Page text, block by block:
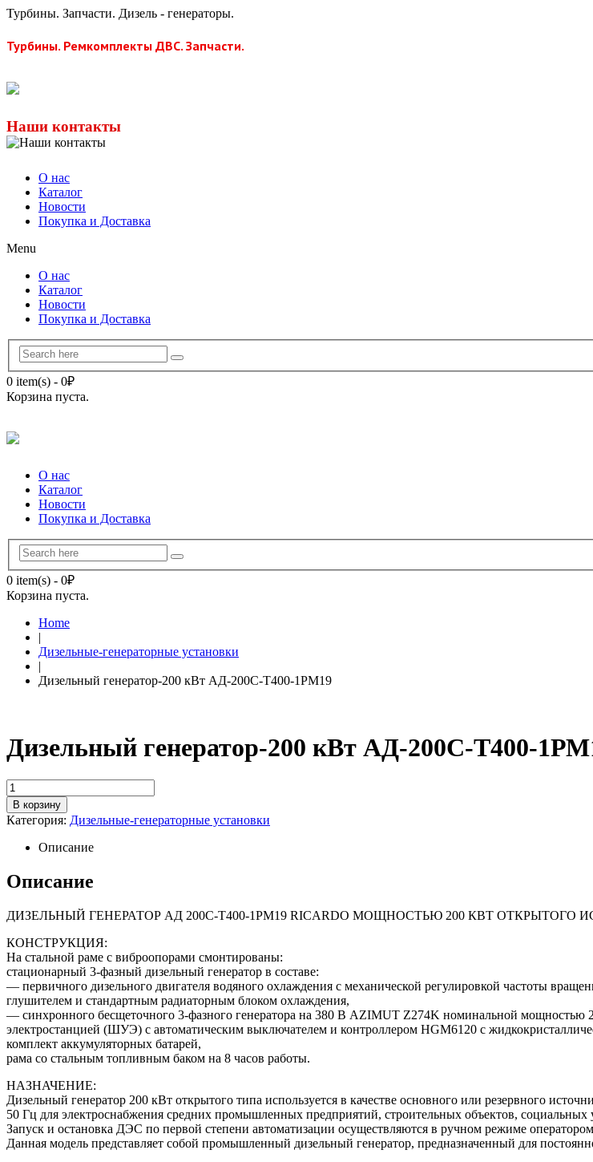
Турбины. Запчасти. Дизель - генераторы.
Турбины. Ремкомплекты ДВС. Запчасти.
Наши контакты
О нас
Каталог
Новости
Покупка и Доставка
Menu
О нас
Каталог
Новости
Покупка и Доставка
0 item(s) - 0₽
Корзина пуста.
О нас
Каталог
Новости
Покупка и Доставка
0 item(s) - 0₽
Корзина пуста.
Home
|
Дизельные-генераторные установки
|
Дизельный генератор-200 кВт АД-200С-Т400-1РМ19
Дизельный генератор-200 кВт АД-200С-Т400-
Количество
В корзину
Категория: Дизельные-генераторные установки
Описание
Описание
ДИЗЕЛЬНЫЙ ГЕНЕРАТОР АД 200С-Т400-1РМ19 RICARDO МОЩНОСТЬЮ 200 КВТ ОТКРЫТОГО
КОНСТРУКЦИЯ:
На стальной раме с виброопорами смонтированы:
стационарный 3-фазный дизельный генератор в составе:
— первичного дизельного двигателя водяного охлаждения с механической регулировкой частоты
глушителем и стандартным радиаторным блоком охлаждения,
— синхронного бесщеточного 3-фазного генератора на 380 В AZIMUT Z274K номинальной мощностью
электростанцией (ШУЭ) с автоматическим выключателем и контроллером HGM6120 с
комплект аккумуляторных батарей,
рама со стальным топливным баком на 8 часов работы.
НАЗНАЧЕНИЕ:
Дизельный генератор 200 кВт открытого типа используется в качестве основного или резервного
50 Гц для электроснабжения средних промышленных предприятий, строительных объектов,
Запуск и остановка ДЭС по первой степени автоматизации осуществляются в ручном режиме
Данная модель представляет собой промышленный дизельный генератор, предназначенный для